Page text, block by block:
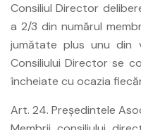
Consiliul Director
a 2/3 din numărul
jumătate plus unu din
Consiliului Director se
încheiate cu ocazia
Art. 24. Preşedintele